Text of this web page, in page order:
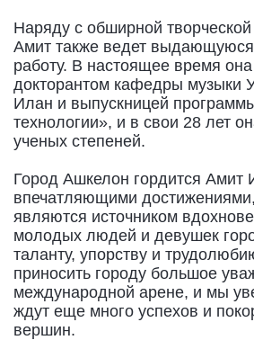
Наряду с обширной
Амит также ведет
работу. В настоящее время
докторантом кафедры музыки
Илан и выпускницей
технологии», и в свои 28 лет
ученых степеней.
Город Ашкелон гордится Амит
впечатляющими
являются источником
молодых людей и девушек
таланту, упорству и
приносить городу большое
международной арене, и мы
ждут еще много успехов и
вершин.